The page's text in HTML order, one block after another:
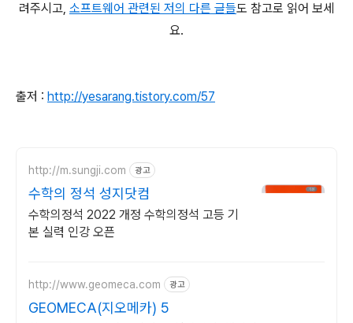
려주시고, 소프트웨어 관련된 저의 다른 글들도 참고로 읽어 보세
요.
출저 : http://yesarang.tistory.com/57
http://m.sungji.com 광고
수학의 정석 성지닷컴
수학의정석 2022 개정 수학의정석 고등 기
본 실력 인강 오픈
http://www.geomeca.com 광고
GEOMECA(지오메카) 5